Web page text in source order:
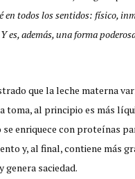
en todos los sentidos: físico,
es, además, una forma
que la leche materna
toma, al principio es más
se enriquece con proteínas
y, al final, contiene más
saciedad.